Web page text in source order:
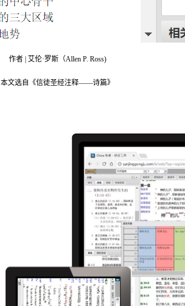
作者 | 艾伦·罗斯（Allen P. Ross)
本文选自《信徒圣经注释——诗篇》